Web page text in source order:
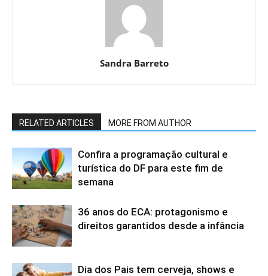
Sandra Barreto
RELATED ARTICLES MORE FROM AUTHOR
Confira a programação cultural e
turística do DF para este fim de
semana
36 anos do ECA: protagonismo e
direitos garantidos desde a infância
Dia dos Pais tem cerveja, shows e